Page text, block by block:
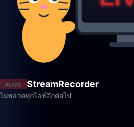
LIVE StreamRecorder
ไม่พลาดทุกไลฟ์อีกต่อไป